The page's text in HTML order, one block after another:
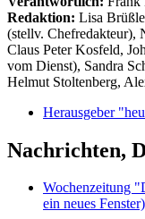
Redaktion: Lisa
(stellv. Chefredakteur),
Claus Peter Kosfeld,
vom Dienst), Sandra
Helmut Stoltenberg,
Herausgeber
Nachrichten,
Wochenzeitung
ein neues Fenster)